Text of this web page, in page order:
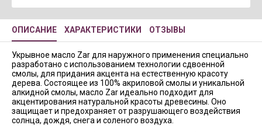
ОПИСАНИЕ ХАРАКТЕРИСТИКИ ОТЗЫВЫ
Укрывное масло Zar для наружного применения специально
разработано с использованием технологии сдвоенной
смолы, для придания акцента на естественную красоту
дерева. Состоящее из 100% акриловой смолы и уникальной
алкидной смолы, масло Zar идеально подходит для
акцентирования натуральной красоты древесины. Оно
защищает и предохраняет от разрушающего воздействия
солнца, дождя, снега и соленого воздуха.